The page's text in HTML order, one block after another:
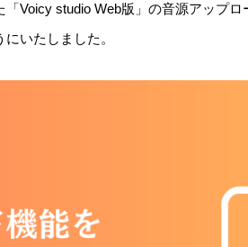
Voicy studio Web版」の音源アップロ
いたしました。